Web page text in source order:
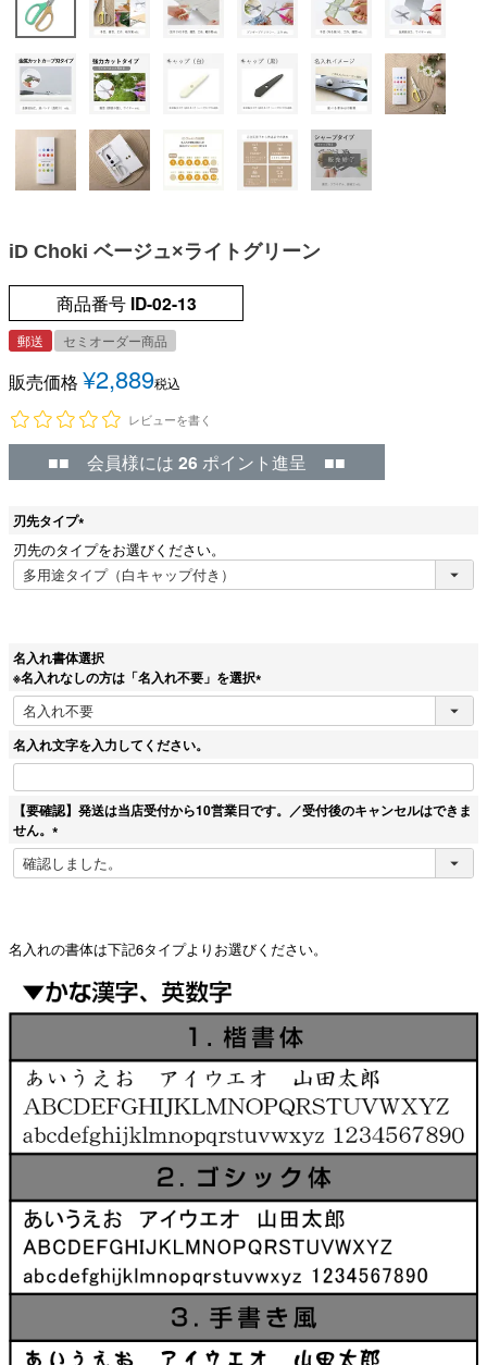
iD Choki ベージュ×ライトグリーン
商品番号 ID-02-13
郵送 セミオーダー商品
販売価格 ¥2,889税込
レビューを書く
■■ 会員様には 26 ポイント進呈 ■■
刃先タイプ
(
必
須
刃先のタイプをお選びください。
名入れ書体選択
※名入れなしの方は「名入れ不要」を選択
(
必
)
名入れ文字を入力してください。
【要確認】発送は当店受付から10営業日です。／受付後のキャンセルはできま
せん。
(
必
名入れの書体は下記6タイプよりお選びください。